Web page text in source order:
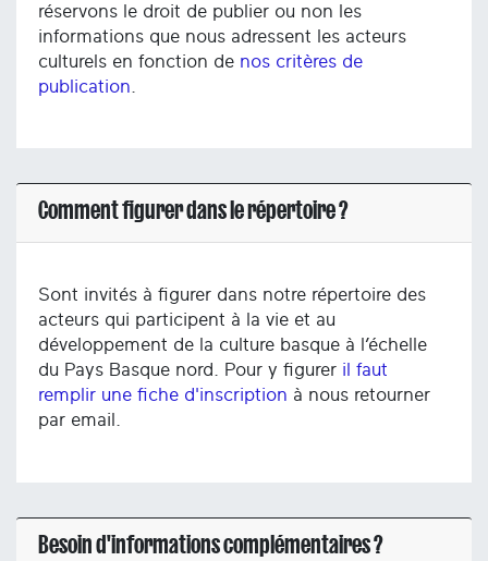
réservons le droit de publier ou non les
informations que nous adressent les acteurs
culturels en fonction de nos critères de
publication
Comment figurer dans le répertoire ?
Sont invités à figurer dans notre répertoire des
acteurs qui participent à la vie et au
développement de la culture basque à l’échelle
du Pays Basque nord. Pour y figurer il faut
remplir une fiche d'inscription à nous retourner
par email.
Besoin d'informations complémentaires ?